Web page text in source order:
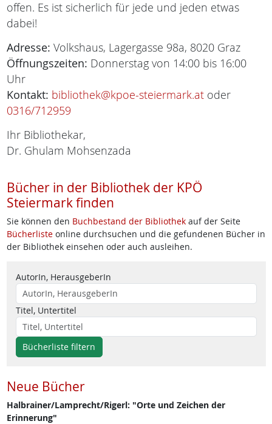
offen. Es ist sicherlich für jede und jeden etwas
dabei!
Adresse: Volkshaus, Lagergasse 98a, 8020 Graz
Öffnungszeiten: Donnerstag von 14:00 bis 16:00
Uhr
Kontakt: bibliothek@kpoe-steiermark.atoder
0316/712959
Ihr Bibliothekar,
Dr. Ghulam Mohsenzada
Bücher in der Bibliothek der KPÖ
Steiermark finden
Sie können den Buchbestand der Bibliothekauf der Seite
Bücherlisteonline durchsuchen und die gefundenen Bücher in
der Bibliothek einsehen oder auch ausleihen.
AutorIn, HerausgeberIn
Titel, Untertitel
Bücherliste filtern
Neue Bücher
Halbrainer/Lamprecht/Rigerl: "Orte und Zeichen der
Erinnerung"